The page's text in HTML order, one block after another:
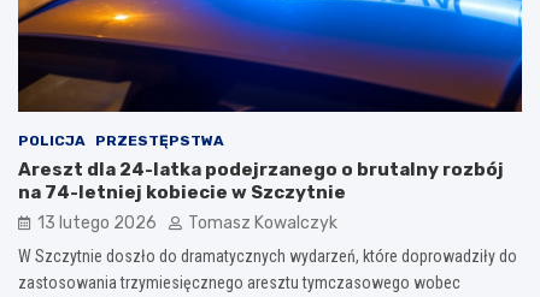
POLICJA PRZESTĘPSTWA
Areszt dla 24-latka podejrzanego o brutalny rozbój
na 74-letniej kobiecie w Szczytnie
13 lutego 2026 Tomasz Kowalczyk
W Szczytnie doszło do dramatycznych wydarzeń, które doprowadziły do
zastosowania trzymiesięcznego aresztu tymczasowego wobec